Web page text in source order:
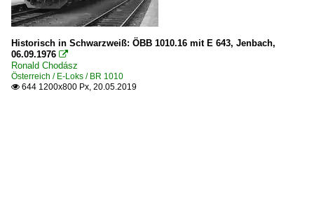
Historisch in Schwarzweiß: ÖBB 1010.16 mit E 643, Jenbach,
06.09.1976 
Ronald Chodász
Österreich / E-Loks / BR 1010
 644 1200x800 Px, 20.05.2019